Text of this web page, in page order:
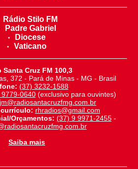
Rádio Stilo FM
Padre Gabriel
Diocese
Vaticano
Santa Cruz FM 100,3
372 - Pará de Minas - MG - Brasil
(37) 3232-1588
0640(exclusivo para ouvintes)
jm@radiosantacruzfmg.com.br
rhradios@gmail.com
Orçamentos: (37) 9 9971-2455-
Saiba mais